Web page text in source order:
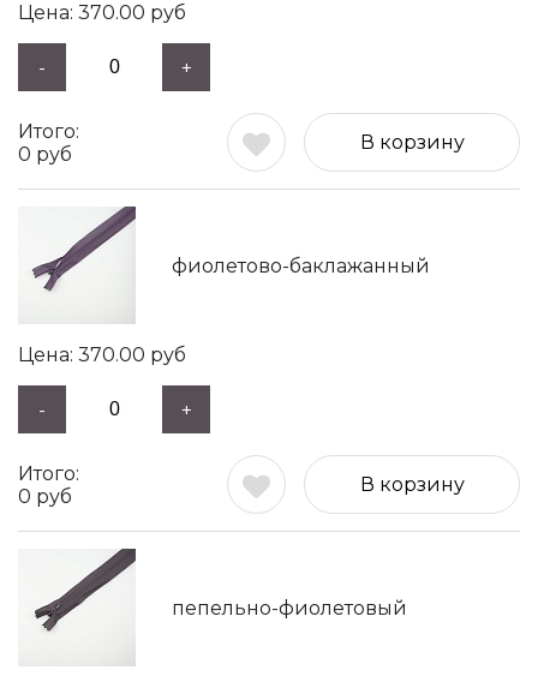
370.00 руб
- +
0 руб
В корзину
фиолетово-баклажанный
370.00 руб
- +
0 руб
В корзину
пепельно-фиолетовый